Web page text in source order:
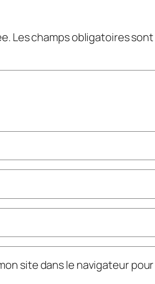
Les champs obligatoires
site dans le navigateur